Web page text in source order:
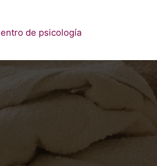
de psicología